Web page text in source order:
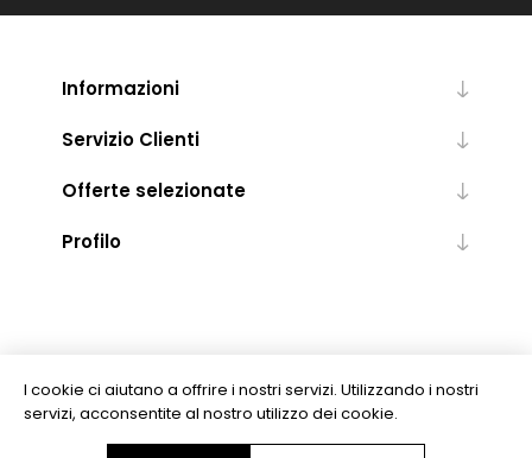
Informazioni
Servizio Clienti
Offerte selezionate
Profilo
I cookie ci aiutano a offrire i nostri servizi. Utilizzando i nostri
servizi, acconsentite al nostro utilizzo dei cookie.